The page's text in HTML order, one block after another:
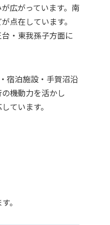
広がっています。南
点在しています。
・東我孫子方面に
宿泊施設・手賀沼沿
機動力を活かし
ています。
。